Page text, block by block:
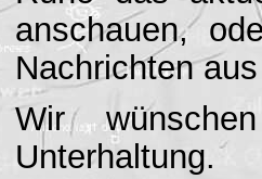
anschauen,
Nachrichten
Wir
Unterhaltung.